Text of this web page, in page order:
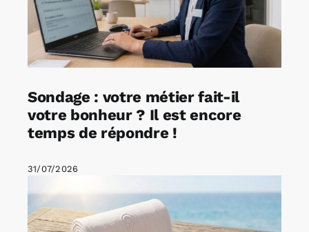
Sondage : votre métier fait-il
votre bonheur ? Il est encore
temps de répondre !
31/07/2026